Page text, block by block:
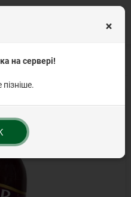
соус Ожиновий з перцем
×
на сервері!